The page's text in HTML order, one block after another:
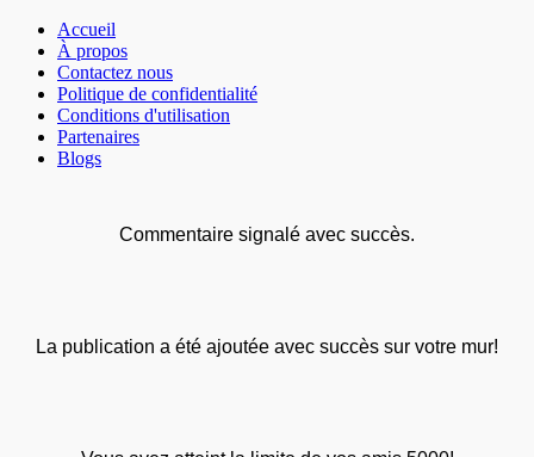
Accueil
À propos
Contactez nous
Politique de confidentialité
Conditions d'utilisation
Partenaires
Blogs
Commentaire signalé avec succès.
La publication a été ajoutée avec succès sur votre mur!